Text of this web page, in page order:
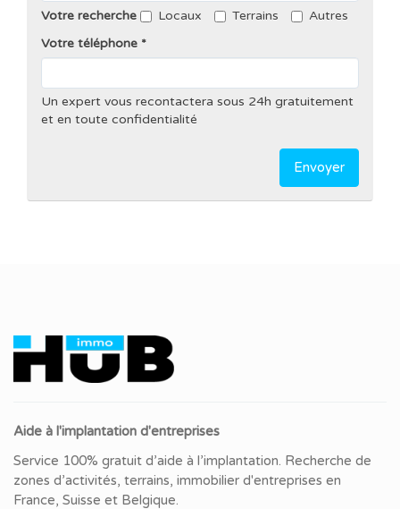
Votre recherche Locaux Terrains
Autres
Votre téléphone
Un expert vous recontactera sous 24h gratuitement
et en toute confidentialité
Envoyer
Aide à l'implantation d'entreprises
Service 100% gratuit d’aide à l’implantation. Recherche de
zones d’activités, terrains, immobilier d'entreprises en
France, Suisse et Belgique.